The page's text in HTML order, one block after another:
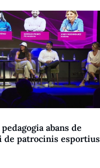
abans de
de patrocinis esportius